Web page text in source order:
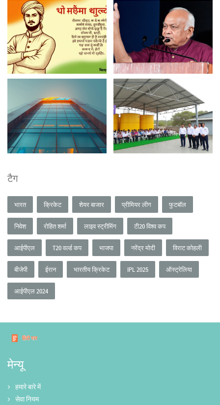
टैग
भारत क्रिकेट शेयर बाजार प्रीमियर लीग फुटबॉल
निवेश रोहित शर्मा लाइव स्ट्रीमिंग टी20 विश्व कप
आईपीएल T20 वर्ल्ड कप भाजपा नरेंद्र मोदी विराट कोहली
बीजेपी ईरान भारतीय क्रिकेट IPL 2025 ऑस्ट्रेलिया
आईपीएल 2024
मेन्यू
हमारे बारे में
सेवा नियम